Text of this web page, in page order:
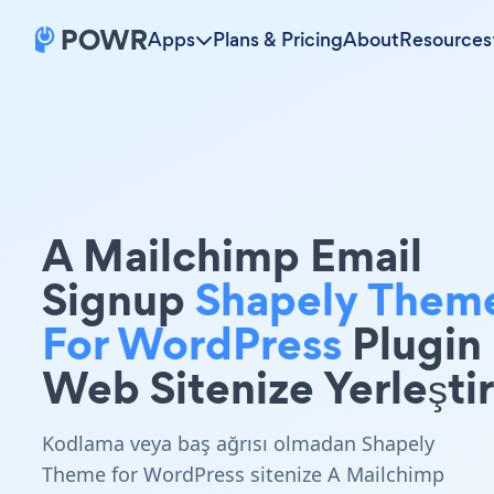
Apps Plans & PricingAboutResources
A Mailchimp Email
SignupShapely
For WordPressPlugin
Web Sitenize
Kodlama veya baş ağrısı olmadan Shapely
Theme for WordPress sitenize A Mailchimp